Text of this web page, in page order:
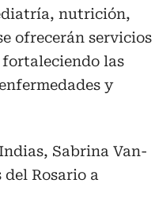
nutrición,
ofrecerán servicios
las
y
Sabrina Van-
Rosario a